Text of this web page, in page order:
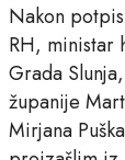
Nakon
RH, ministar
Grada
županije
Mirjana